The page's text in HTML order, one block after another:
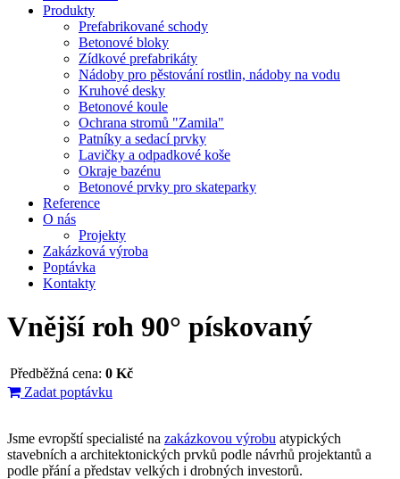
Produkty
Prefabrikované schody
Betonové bloky
Zídkové prefabrikáty
Nádoby pro pěstování rostlin, nádoby na vodu
Kruhové desky
Betonové koule
Ochrana stromů "Zamila"
Patníky a sedací prvky
Lavičky a odpadkové koše
Okraje bazénu
Betonové prvky pro skateparky
Reference
O nás
Projekty
Zakázková výroba
Poptávka
Kontakty
Vnější roh 90° pískovaný
Předběžná cena: 0 Kč
Zadat poptávku
Jsme evropští specialisté na zakázkovou výrobu atypických
stavebních a architektonických prvků podle návrhů projektantů a
podle přání a představ velkých i drobných investorů.